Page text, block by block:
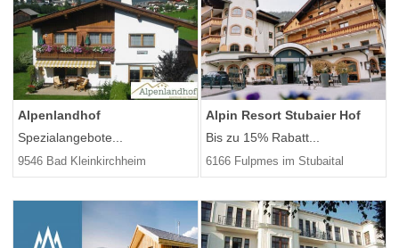
Alpenlandhof
Spezialangebote...
9546 Bad Kleinkirchheim
Alpin Resort Stubaier Hof
Bis zu 15% Rabatt...
6166 Fulpmes im Stubaital